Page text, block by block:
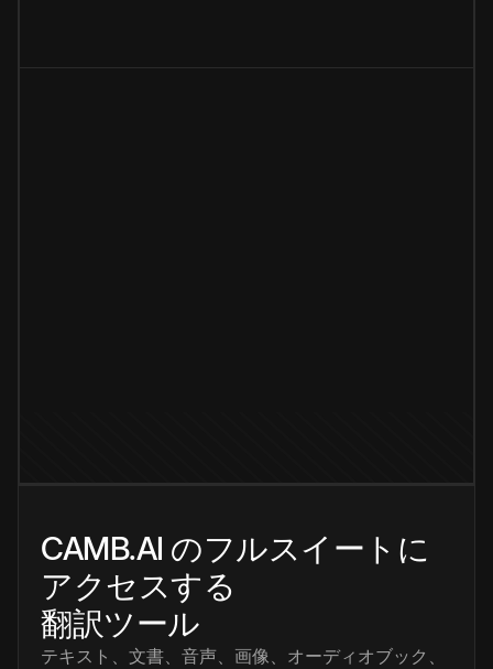
CAMB.AI のフルスイートに
アクセスする
翻訳ツール
テキスト、文書、音声、画像、オーディオブック、